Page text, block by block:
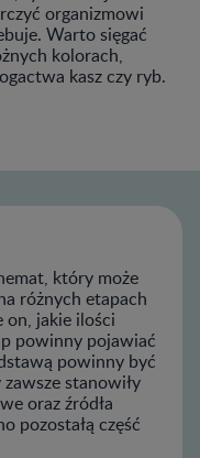
organizmowi
Warto sięgać
kolorach,
kasz czy ryb.
który może
różnych etapach
on, jakie ilości
powinny pojawiać
powinny być
stanowiły
oraz źródła
pozostałą część